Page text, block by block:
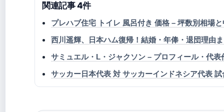
関連記事 4件
プレハブ住宅 トイレ 風呂付き 価格 – 坪数別相場
西川遥輝、日本ハム復帰！結婚・年俸・退団理由
サミュエル・L・ジャクソン – プロフィール・代
サッカー日本代表 対 サッカーインドネシア代表